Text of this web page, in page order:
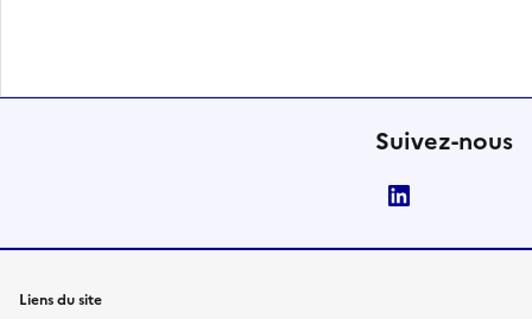
Suivez-nous
Liens du site